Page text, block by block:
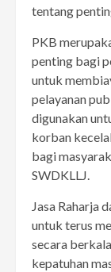
tentang
PKB
penting bagi
untuk
pelayanan
digunakan
korban
bagi
SWDKLLJ.
Jasa Raharja
untuk terus
secara
kepatuhan